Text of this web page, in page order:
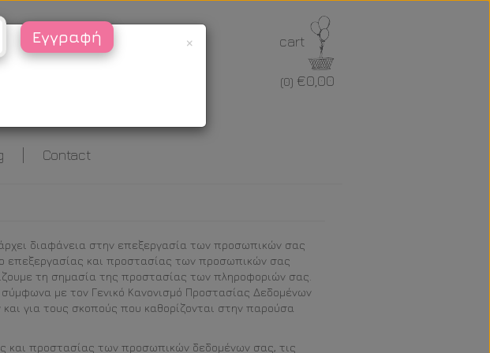
cart
(0) €0,00
Contact
διαφάνεια στην επεξεργασία των προσωπικών σας
επεξεργασίας και προστασίας των προσωπικών σας
τη σημασία της προστασίας των πληροφοριών σας.
με τον Γενικό Κανονισμό Προστασίας Δεδομένων
για τους σκοπούς που καθορίζονται στην παρούσα
και προστασίας των προσωπικών δεδομένων σας, τις
×